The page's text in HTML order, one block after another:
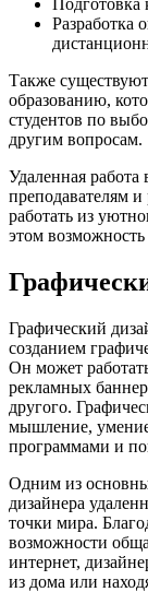
Разработка
Также
образованию,
студентов по
другим вопросам.
Удаленная работа
преподавателям
работать из
этом
Графический
созданием
Он может
рекламных
другого.
мышление,
программами и
Одним из
дизайнера
точки мира.
возможности
интернет,
из дома или